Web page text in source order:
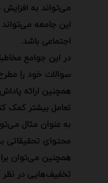
می‌تواند به
این جامعه
اجتماعی باشد.
در این جوامع
سوالات خود را
همچنین ارائه
تعامل بیشتر کمک
به عنوان مثال
محتوای تحقیقاتی
همچنین می‌توان
تخفیف‌هایی در